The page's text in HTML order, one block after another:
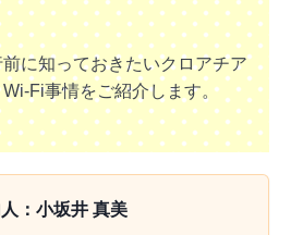
に知っておきたいクロアチア
Fi事情をご紹介します。
：小坂井 真美